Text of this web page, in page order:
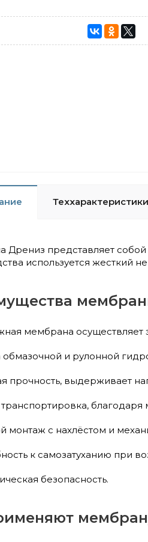
Теххарактеристики
Дрениз представляет
используется жесткий
мембрана
обмазочной и рулонной
прочность, выдерживает
транспортировка, благодаря
монтаж с нахлёстом и
к самозатуханию при
безопасность.